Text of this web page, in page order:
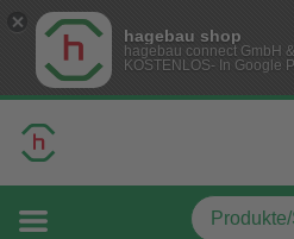
hagebau shop
hagebau connect GmbH
KOSTENLOS- In Google